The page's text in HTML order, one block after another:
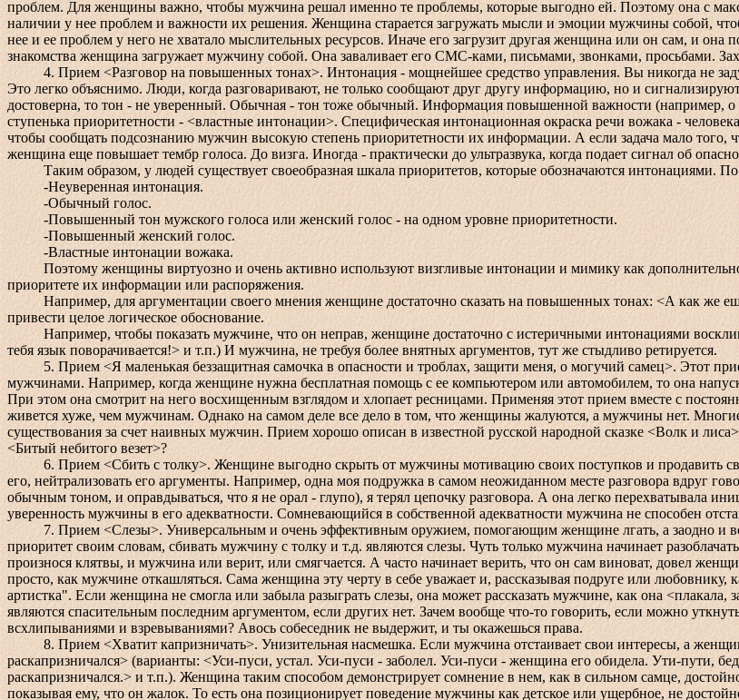
проблем. Для женщины важно, чтобы мужчина решал именно те проблемы, которые выгодно ей. Поэтому она с
наличии у нее проблем и важности их решения. Женщина старается загружать мысли и эмоции мужчины собой,
нее и ее проблем у него не хватало мыслительных ресурсов. Иначе его загрузит другая женщина или он сам, и она
знакомства женщина загружает мужчину собой. Она заваливает его СМС-ками, письмами, звонками, просьбами.
4. Прием <Разговор на повышенных тонах>. Интонация - мощнейшее средство управления. Вы никогда не
Это легко объяснимо. Люди, когда разговаривают, не только сообщают друг другу информацию, но и
достоверна, то тон - не уверенный. Обычная - тон тоже обычный. Информация повышенной важности (например,
ступенька приоритетности - <властные интонации>. Специфическая интонационная окраска речи вожака -
чтобы сообщать подсознанию мужчин высокую степень приоритетности их информации. А если задача мало
женщина еще повышает тембр голоса. До визга. Иногда - практически до ультразвука, когда подает сигнал об
Таким образом, у людей существует своеобразная шкала приоритетов, которые обозначаются интонациями.
-Неуверенная интонация.
-Обычный голос.
-Повышенный тон мужского голоса или женский голос - на одном уровне приоритетности.
-Повышенный женский голос.
-Властные интонации вожака.
Поэтому женщины виртуозно и очень активно используют визгливые интонации и мимику как
приоритете их информации или распоряжения.
Например, для аргументации своего мнения женщине достаточно сказать на повышенных тонах: <А как же
привести целое логическое обоснование.
Например, чтобы показать мужчине, что он неправ, женщине достаточно с истеричными интонациями
тебя язык поворачивается!> и т.п.) И мужчина, не требуя более внятных аргументов, тут же стыдливо ретируется.
5. Прием <Я маленькая беззащитная самочка в опасности и троблах, защити меня, о могучий самец>. Этот
мужчинами. Например, когда женщине нужна бесплатная помощь с ее компьютером или автомобилем, то она
При этом она смотрит на него восхищенным взглядом и хлопает ресницами. Применяя этот прием вместе с
живется хуже, чем мужчинам. Однако на самом деле все дело в том, что женщины жалуются, а мужчины нет.
существования за счет наивных мужчин. Прием хорошо описан в известной русской народной сказке <Волк и
<Битый небитого везет>?
6. Прием <Сбить с толку>. Женщине выгодно скрыть от мужчины мотивацию своих поступков и продавить
его, нейтрализовать его аргументы. Например, одна моя подружка в самом неожиданном месте разговора вдруг
обычным тоном, и оправдываться, что я не орал - глупо), я терял цепочку разговора. А она легко перехватывала
уверенность мужчины в его адекватности. Сомневающийся в собственной адекватности мужчина не способен
7. Прием <Слезы>. Универсальным и очень эффективным оружием, помогающим женщине лгать, а заодно и
приоритет своим словам, сбивать мужчину с толку и т.д. являются слезы. Чуть только мужчина начинает
произнося клятвы, и мужчина или верит, или смягчается. А часто начинает верить, что он сам виноват, довел
просто, как мужчине откашляться. Сама женщина эту черту в себе уважает и, рассказывая подруге или любовнику,
артистка". Если женщина не смогла или забыла разыграть слезы, она может рассказать мужчине, как она
являются спасительным последним аргументом, если других нет. Зачем вообще что-то говорить, если можно
всхлипываниями и взревываниями? Авось собеседник не выдержит, и ты окажешься права.
8. Прием <Хватит капризничать>. Унизительная насмешка. Если мужчина отстаивает свои интересы, а
раскапризничался> (варианты: <Уси-пуси, устал. Уси-пуси - заболел. Уси-пуси - женщина его обидела. Ути-пути,
раскапризничался.> и т.п.). Женщина таким способом демонстрирует сомнение в нем, как в сильном самце,
показывая ему, что он жалок. То есть она позиционирует поведение мужчины как детское или ущербное, не